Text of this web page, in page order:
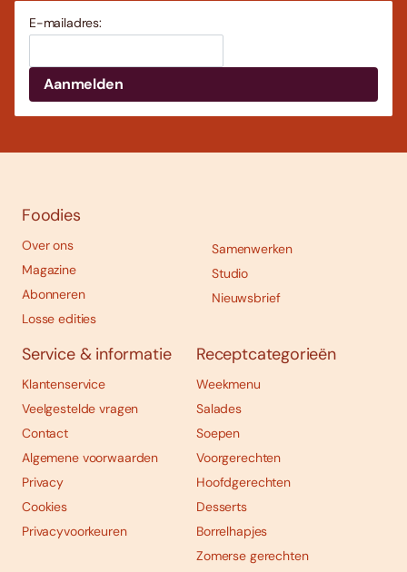
E-mailadres:
Foodies
Over ons
Magazine
Abonneren
Losse edities
Samenwerken
Studio
Nieuwsbrief
Service & informatie
Klantenservice
Veelgestelde vragen
Contact
Algemene voorwaarden
Privacy
Cookies
Privacyvoorkeuren
Receptcategorieën
Weekmenu
Salades
Soepen
Voorgerechten
Hoofdgerechten
Desserts
Borrelhapjes
Zomerse gerechten